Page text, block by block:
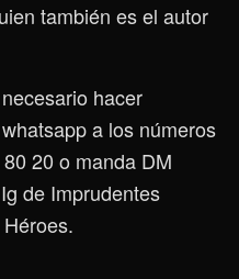
también es el autor
hacer
a los números
20 o manda DM
de Imprudentes